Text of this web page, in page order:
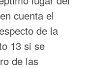
cuenta el
de la
13 si se
de las